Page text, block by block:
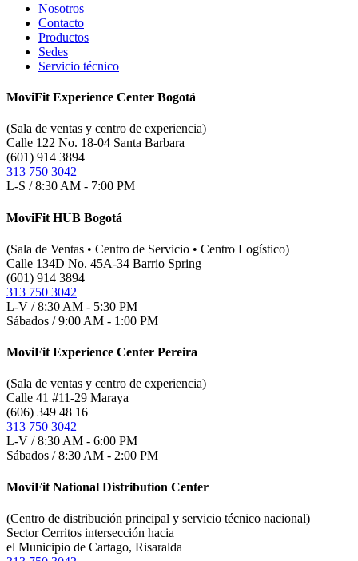
Nosotros
Contacto
Productos
Sedes
Servicio técnico
MoviFit Experience Center Bogotá
(Sala de ventas y centro de experiencia)
Calle 122 No. 18-04 Santa Barbara
(601) 914 3894
313 750 3042
L-S / 8:30 AM - 7:00 PM
MoviFit HUB Bogotá
(Sala de Ventas • Centro de Servicio • Centro Logístico)
Calle 134D No. 45A-34 Barrio Spring
(601) 914 3894
313 750 3042
L-V / 8:30 AM - 5:30 PM
Sábados / 9:00 AM - 1:00 PM
MoviFit Experience Center Pereira
(Sala de ventas y centro de experiencia)
Calle 41 #11-29 Maraya
(606) 349 48 16
313 750 3042
L-V / 8:30 AM - 6:00 PM
Sábados / 8:30 AM - 2:00 PM
MoviFit National Distribution Center
(Centro de distribución principal y servicio técnico nacional)
Sector Cerritos intersección hacia
el Municipio de Cartago, Risaralda